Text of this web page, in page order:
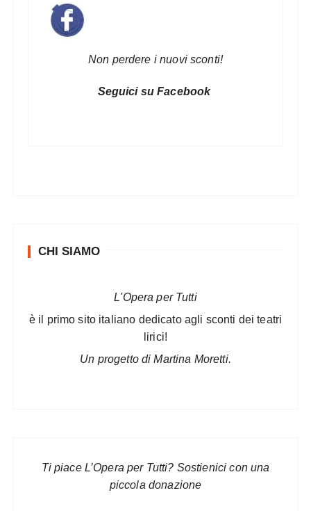
Non perdere i nuovi sconti!
Seguici su Facebook
CHI SIAMO
L'Opera per Tutti
è il primo sito italiano dedicato agli sconti dei teatri
lirici!
Un progetto di Martina Moretti.
Ti piace L’Opera per Tutti? Sostienici con una
piccola donazione